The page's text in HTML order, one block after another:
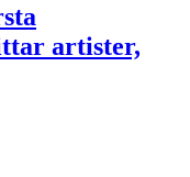
artister,